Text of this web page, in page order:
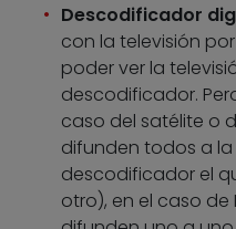
Descodificador
con la televisión
poder ver la
descodificador.
caso del satélite o
difunden todos a la
descodificador el
otro), en el caso